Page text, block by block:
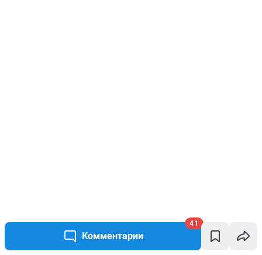
Комментарии
41